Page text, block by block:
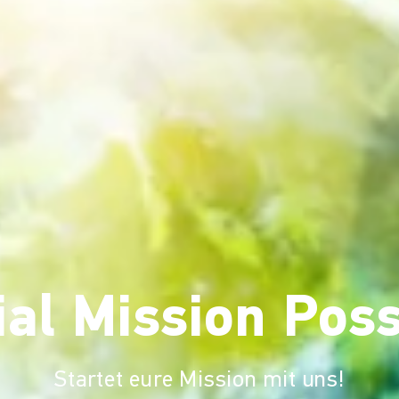
Mission
Startet eure Mission mit uns!